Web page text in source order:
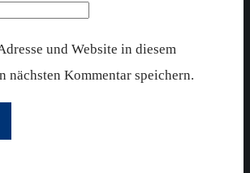
und Website in diesem
nächsten Kommentar speichern.